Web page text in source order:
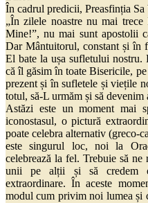
În cadrul predicii, Preasfinția Sa
„În zilele noastre nu mai
Mine!”, nu mai sunt apostolii
Dar Mântuitorul, constant și în
El bate la ușa sufletului nostru.
că îl găsim în toate Bisericile,
prezent și în sufletele și viețile
totul, să-L urmăm și să
Astăzi este un moment mai
iconostasul, o pictură
poate celebra alternativ (greco-
este singurul loc, noi la
celebrează la fel. Trebuie să
unii pe alții și să credem
extraordinare. În aceste
modul cum privim noi lumea și